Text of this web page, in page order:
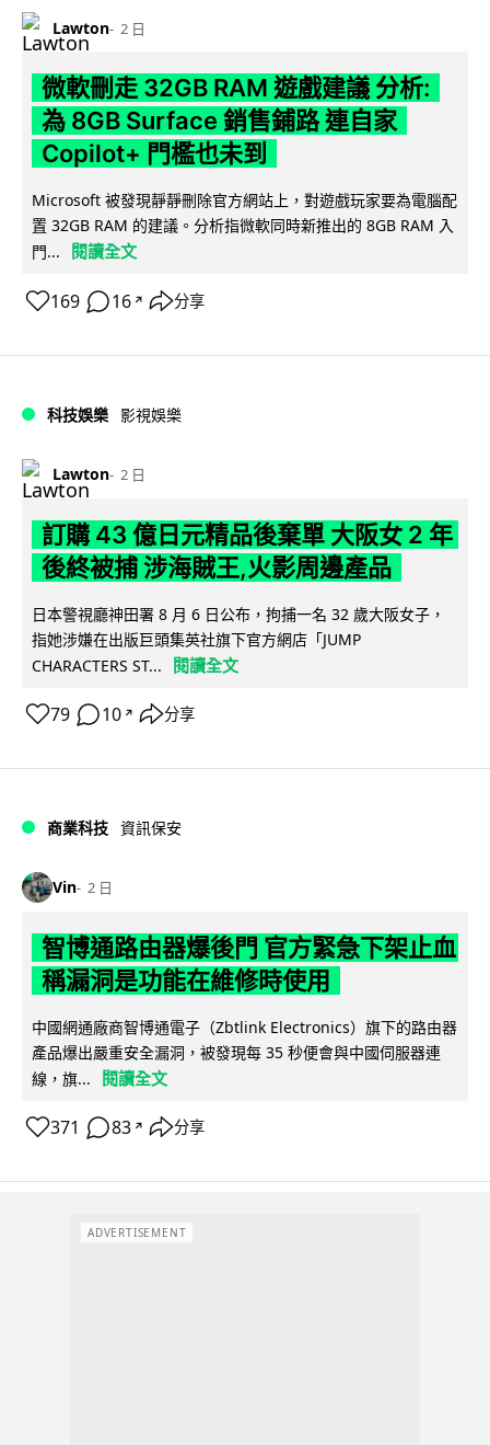
Lawton 2 日
微軟刪走 32GB RAM 遊戲建議 分析:
為 8GB Surface 銷售鋪路 連自家
Copilot+ 門檻也未到
Microsoft 被發現靜靜刪除官方網站上，對遊戲玩家要為電腦配
置 32GB RAM 的建議。分析指微軟同時新推出的 8GB RAM 入
門...
閱讀全文
169 16 ↗ 分享
科技娛樂 影視娛樂
Lawton 2 日
訂購 43 億日元精品後棄單 大阪女 2 年
後終被捕 涉海賊王,火影周邊產品
日本警視廳神田署 8 月 6 日公布，拘捕一名 32 歲大阪女子，
指她涉嫌在出版巨頭集英社旗下官方網店「JUMP
CHARACTERS ST...
閱讀全文
79 10 ↗ 分享
商業科技 資訊保安
Vin 2 日
智博通路由器爆後門 官方緊急下架止血
稱漏洞是功能在維修時使用
中國網通廠商智博通電子（Zbtlink Electronics）旗下的路由器
產品爆出嚴重安全漏洞，被發現每 35 秒便會與中國伺服器連
線，旗...
閱讀全文
371 83 ↗ 分享
ADVERTISEMENT